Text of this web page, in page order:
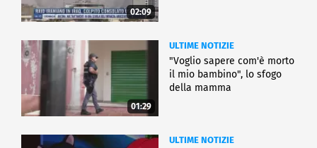
02:09
01:29
ULTIME NOTIZIE
"Voglio sapere com'è morto
il mio bambino", lo sfogo
della mamma
ULTIME NOTIZIE